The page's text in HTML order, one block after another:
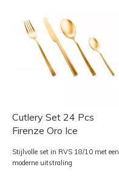
Cutlery Set 24 Pcs
Firenze Oro Ice
Stijlvolle set in RVS 18/10 met een
moderne uitstraling